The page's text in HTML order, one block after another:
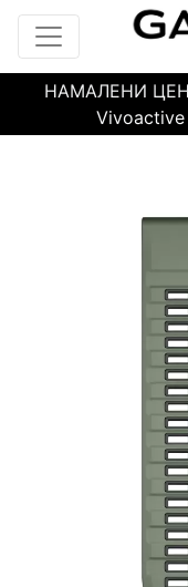
НАМАЛЕНИ
Vivoactive